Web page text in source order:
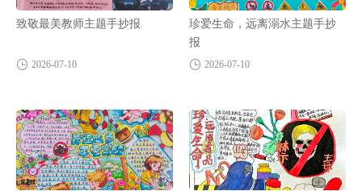
致敬最美教师主题手抄报
2026-07-10
珍爱生命，远离溺水主题手抄
报
2026-07-10